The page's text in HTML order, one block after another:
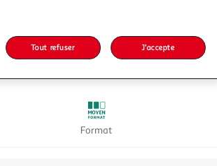
Format
Tout refuser J'accepte